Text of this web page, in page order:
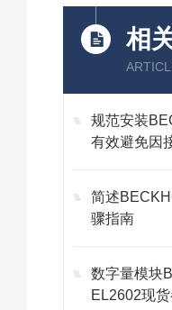
相
规范安装
有效避免因
简述
骤指南
数字量模块
EL2602现